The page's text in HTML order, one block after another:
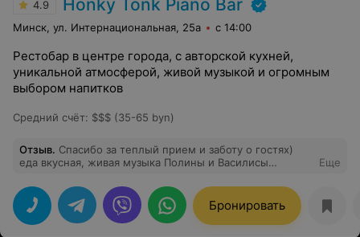
4.9 Honky Tonk Piano Bar
Минск, ул. Интернациональная, 25а с 14:00
Рестобар в центре города, с авторской кухней,
уникальной атмосферой, живой музыкой и огромным
выбором напитков
Средний счёт: $$$ (35-65 byn)
Отзыв. Спасибо за теплый прием и заботу о гостях)
еда вкусная, живая музыка Полины и Василисы
Еще
Бронировать